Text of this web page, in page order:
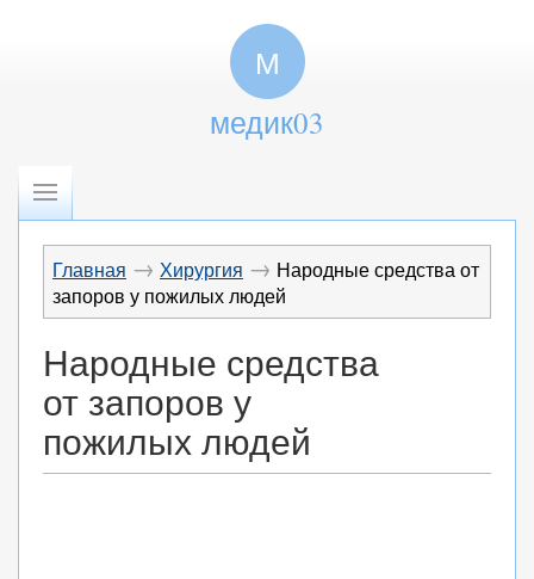
М
медик03
Главная → Хирургия → Народные средства от
запоров у пожилых людей
Народные средства
от запоров у
пожилых людей